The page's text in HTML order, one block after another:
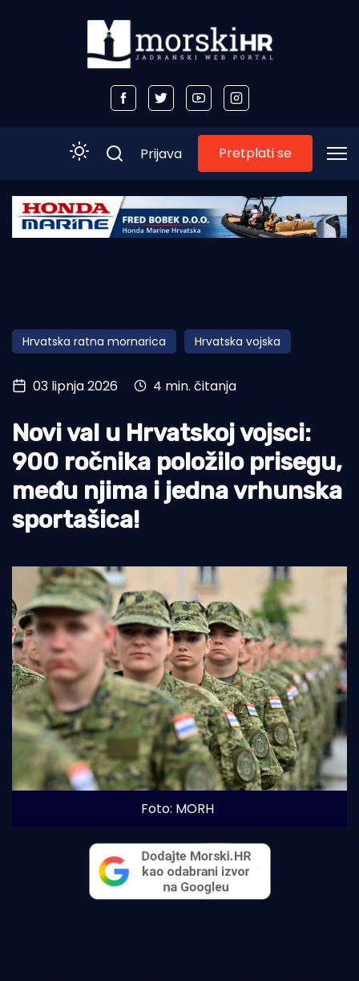
Početna
Obala
Otoci
Turizam i nautika
Pomorstvo
Ribolov
Ekologija
Tradicija i kultura
Prijava Pretplati se
Hrvatska ratna mornarica Hrvatska vojska
03 lipnja 2026 4 min. čitanja
Novi val u Hrvatskoj vojsci:
900 ročnika položilo prisegu,
među njima i jedna vrhunska
sportašica!
Foto: MORH